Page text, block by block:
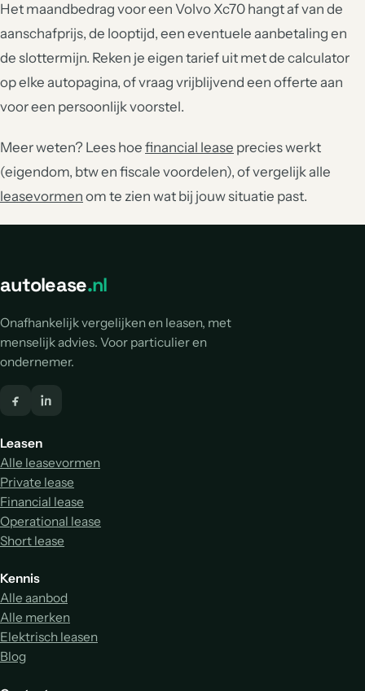
Het maandbedrag voor een Volvo Xc70 hangt af van de
aanschafprijs, de looptijd, een eventuele aanbetaling en
de slottermijn. Reken je eigen tarief uit met de calculator
op elke autopagina, of vraag vrijblijvend een offerte aan
voor een persoonlijk voorstel.
Meer weten? Lees hoe financial lease precies werkt
(eigendom, btw en fiscale voordelen), of vergelijk alle
leasevormen om te zien wat bij jouw situatie past.
autolease.nl
Onafhankelijk vergelijken en leasen, met
menselijk advies. Voor particulier en
ondernemer.
Leasen
Alle leasevormen
Private lease
Financial lease
Operational lease
Short lease
Kennis
Alle aanbod
Alle merken
Elektrisch leasen
Blog